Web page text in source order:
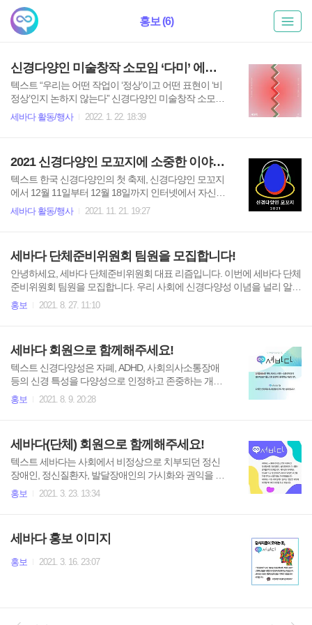
홍보 (6)
신경다양인 미술창작 소모임 ‘다미’ 에서 열리는 온라인 전시회에 초대합니다.
텍스트 “우리는 어떤 작업이 ‘정상’이고 어떤 표현이 ‘비
정상’인지 논하지 않는다” 신경다양인 미술창작 소모임
‘다미’ 에서 온라인 전시회를 엽니다. 신경다양인 당사자
인 린, 슐라, 실키, 토메, 해마의 작품을 관람하실 수 있습
1a8cb283495587f9425d57048015
세바다 활동/행사 2022. 1. 22. 18:39
2021 신경다양인 모꼬지에 소중한 이야기를 나눠주실 분을 구합니다.
텍스트 한국 신경다양인의 첫 축제, 신경다양인 모꼬지
에서 12월 11일부터 12월 18일까지 인터넷에서 자신의
이야기를 나눠 주실 신경다양인 여러분들을 찾고 있습
니다. - 참가자격 신경다양인 및 신경다양성 지지자 (AD
아하는 것 ② 자유주제 (단, 신경다양인 중재 또는 ‘치료’
등을 주장하거나, 타인 등을 공격하는 등 모꼬지 취지에
크게 벗어난 내용은 금지) - 발표시간 ① 5분 ② 5분, 10
아래를 담아 제출 (1) 신청 발표 분야 (①, ②) (2) 발표 제
세바다 활동/행사 2021. 11. 21. 19:27
세바다 단체준비위원회 팀원을 모집합니다!
안녕하세요, 세바다 단체준비위원회 대표 리즘입니다. 이번에 세바다 단체
준비위원회 팀원을 모집합니다. 우리 사회에 신경다양성 이념을 널리 알리
고 정신적 장애인의 권익 향상에 도움을 줄 수 있는 일에 동참하실 분을 구
합니다. 1. 모집 분야: 칼럼/카드뉴스 등 콘텐츠 제작 디자이너 보조 회계 일
게 증빙해주시면 좋습니다. 4. 자격 요건: 콘텐츠: 작문 가능자(바로 투입이
가능한 수준을 요구하나 대학생에 상응하는 작문 능력이 있으면 가능) 디
자이너 보조: 간단한 디자인 가능자 회계: 전공자 혹은 현업 경력자 일반 행
홍보 2021. 8. 27. 11:10
세바다 회원으로 함께해주세요!
텍스트 신경다양성은 자폐, ADHD, 사회의사소통장애
등의 신경 특성을 다양성으로 인정하고 존중하는 개념
입니다. 세바다는 다양한 신경 특성의 사람들이 꾸려가
는 쉼터입니다. 세바다는 국내 최초 신경다양성 단체 설
바다의 첫걸음을 함께 해주세요. - 신경다양인의 권익을
찾다, 세바다 단체준비위원회 가입신청서 링크 google.c
om/forms
홍보 2021. 8. 9. 20:28
세바다(단체) 회원으로 함께해주세요!
텍스트 세바다는 사회에서 비정상으로 치부되던 정신
장애인, 정신질환자, 발달장애인의 가시화와 권익을 위
한 단체입니다. 사회성이 부족해도 됩니다! 조금 충동적
이면 어때요? 다양한 개성을 가진 우리는 신경다양성
바다 회원으로 함께해주세요. 가입신청서 링크 forms.gl
홍보 2021. 3. 23. 13:34
세바다 홍보 이미지
홍보 2021. 3. 16. 23:07